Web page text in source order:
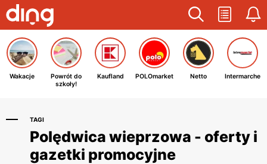
Wakacje
Powrót do
szkoły!
Kaufland POLOmarket Netto Intermarche
TAGI
Polędwica wieprzowa - oferty i
gazetki promocyjne